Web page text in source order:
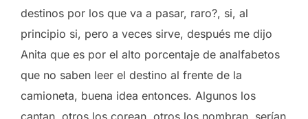
destinos por los que va a pasar, raro?, si, al
principio si, pero a veces sirve, después me dijo
Anita que es por el alto porcentaje de analfabetos
que no saben leer el destino al frente de la
camioneta, buena idea entonces. Algunos los
cantan, otros los corean, otros los nombran, serían